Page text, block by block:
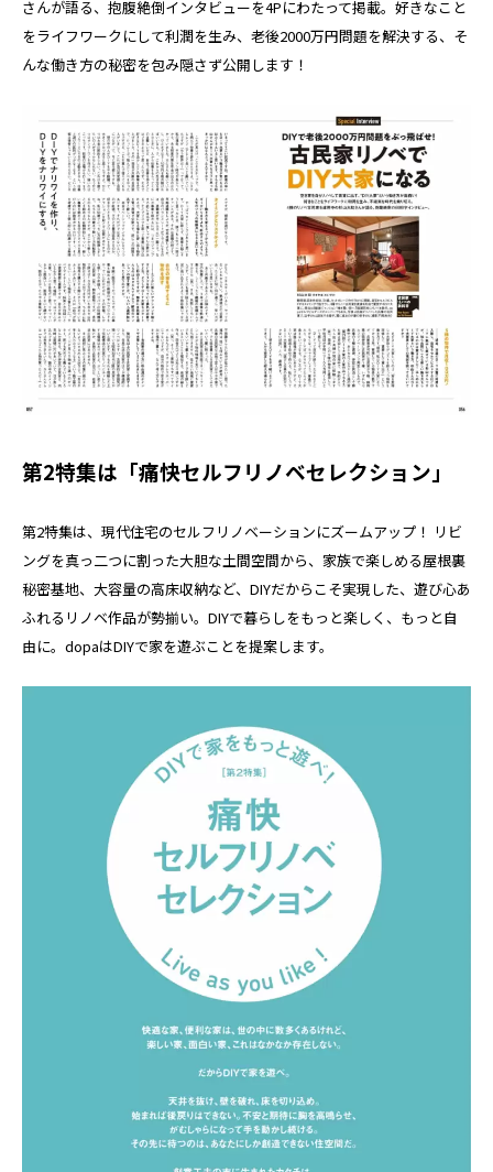
さんが語る、抱腹絶倒インタビューを4Pにわたって掲載。好きなこと
をライフワークにして利潤を生み、老後2000万円問題を解決する、そ
んな働き方の秘密を包み隠さず公開します！
第2特集は「痛快セルフリノベセレクション」
第2特集は、現代住宅のセルフリノベーションにズームアップ！ リビ
ングを真っ二つに割った大胆な土間空間から、家族で楽しめる屋根裏
秘密基地、大容量の高床収納など、DIYだからこそ実現した、遊び心あ
ふれるリノベ作品が勢揃い。DIYで暮らしをもっと楽しく、もっと自
由に。dopaはDIYで家を遊ぶことを提案します。